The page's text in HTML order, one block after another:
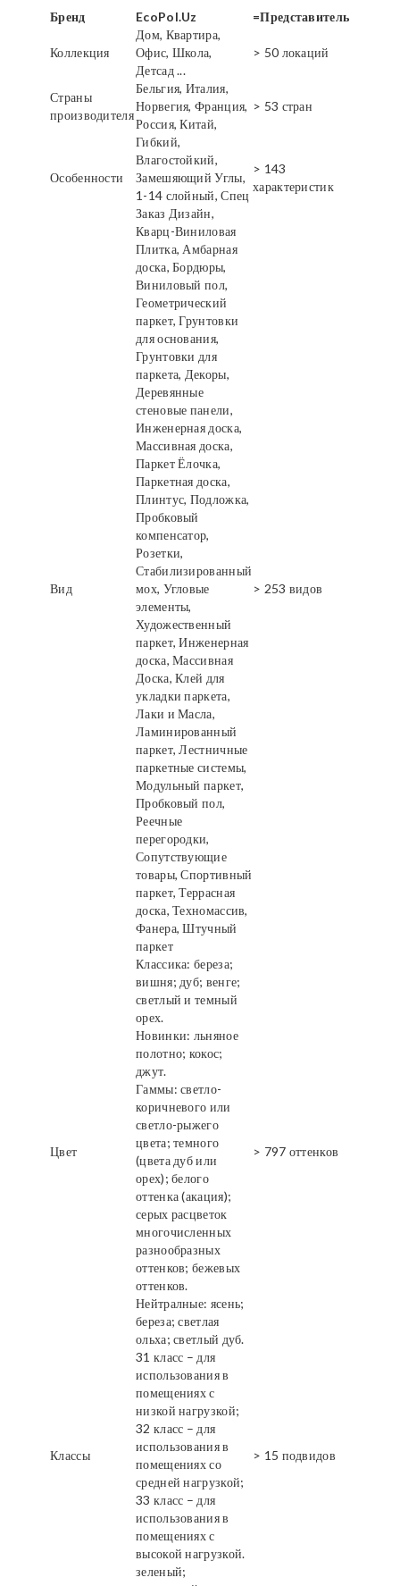
Бренд EcoPol.Uz =Представитель
Коллекция
Дом, Квартира,
Офис, Школа,
Детсад ...
> 50 локаций
Страны
производителя
Бельгия, Италия,
Норвегия, Франция,
Россия, Китай,
> 53 стран
Особенности
Гибкий,
Влагостойкий,
Замешяющий Углы,
1-14 слойный, Спец
Заказ Дизайн,
> 143
характеристик
Вид
Кварц-Виниловая
Плитка, Амбарная
доска, Бордюры,
Виниловый пол,
Геометрический
паркет, Грунтовки
для основания,
Грунтовки для
паркета, Декоры,
Деревянные
стеновые панели,
Инженерная доска,
Массивная доска,
Паркет Ёлочка,
Паркетная доска,
Плинтус, Подложка,
Пробковый
компенсатор,
Розетки,
Стабилизированный
мох, Угловые
элементы,
Художественный
паркет, Инженерная
доска, Массивная
Доска, Клей для
укладки паркета,
Лаки и Масла,
Ламинированный
паркет, Лестничные
паркетные системы,
Модульный паркет,
Пробковый пол,
Реечные
перегородки,
Сопутствующие
товары, Спортивный
паркет, Террасная
доска, Техномассив,
Фанера, Штучный
паркет
> 253 видов
Цвет
Классика: береза;
вишня; дуб; венге;
светлый и темный
орех.
Новинки: льняное
полотно; кокос;
джут.
Гаммы: светло-
коричневого или
светло-рыжего
цвета; темного
(цвета дуб или
орех); белого
оттенка (акация);
серых расцветок
многочисленных
разнообразных
оттенков; бежевых
оттенков.
Нейтралные: ясень;
береза; светлая
ольха; светлый дуб.
> 797 оттенков
Классы
31 класс – для
использования в
помещениях с
низкой нагрузкой;
32 класс – для
использования в
помещениях со
средней нагрузкой;
33 класс – для
использования в
помещениях с
высокой нагрузкой.
> 15 подвидов
зеленый;